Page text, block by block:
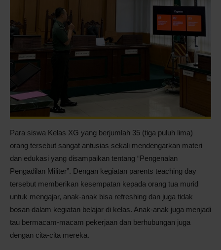
Para siswa Kelas XG yang berjumlah 35 (tiga puluh lima)
orang tersebut sangat antusias sekali mendengarkan materi
dan edukasi yang disampaikan tentang “Pengenalan
Pengadilan Militer”. Dengan kegiatan parents teaching day
tersebut memberikan kesempatan kepada orang tua murid
untuk mengajar, anak-anak bisa refreshing dan juga tidak
bosan dalam kegiatan belajar di kelas. Anak-anak juga menjadi
tau bermacam-macam pekerjaan dan berhubungan juga
dengan cita-cita mereka.